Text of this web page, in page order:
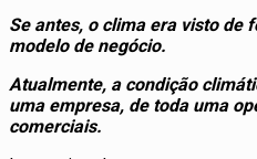
Se antes, o clima era visto de
modelo de negócio.
Atualmente, a condição
uma empresa, de toda uma
comerciais.